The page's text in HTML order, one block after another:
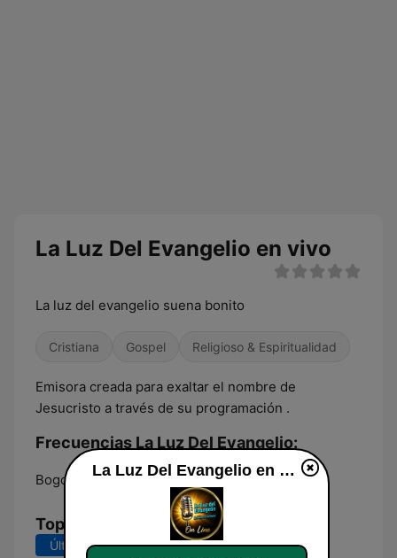
La Luz Del Evangelio en vivo
La luz del evangelio suena bonito
Cristiana Gospel Religioso & Espiritualidad
Emisora creada para exaltar el nombre de
Jesucristo a través de su programación .
Frecuencias La Luz Del Evangelio:
Bogotá: Online
Top Canciones
Últimos 7 días Últimos 30 días
La Luz Del Evangelio en vivo